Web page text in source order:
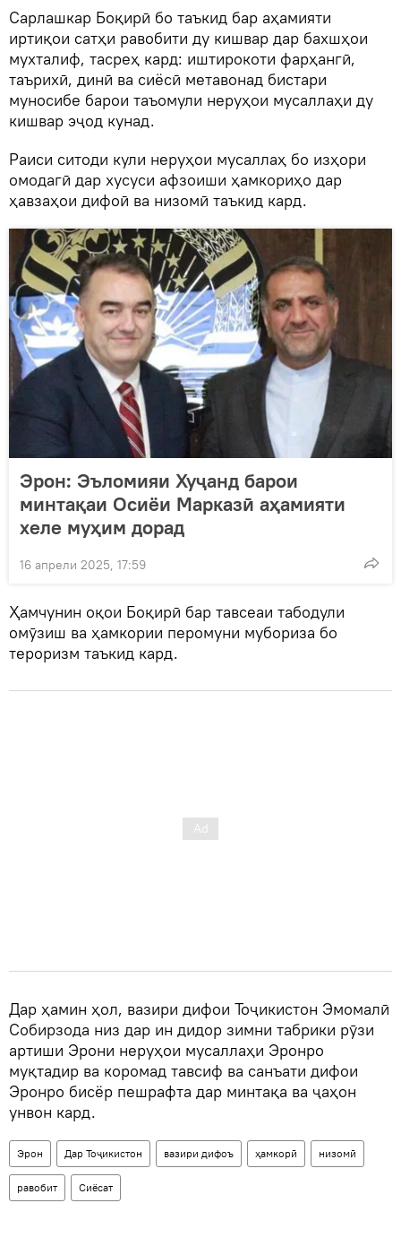
Сарлашкар Боқирӣ бо таъкид бар аҳамияти
иртиқои сатҳи равобити ду кишвар дар бахшҳои
мухталиф, тасреҳ кард: иштирокоти фарҳангӣ,
таърихӣ, динӣ ва сиёсӣ метавонад бистари
муносибе барои таъомули неруҳои мусаллаҳи ду
кишвар эҷод кунад.
Раиси ситоди кули неруҳои мусаллаҳ бо изҳори
омодагӣ дар хусуси афзоиши ҳамкориҳо дар
ҳавзаҳои дифоӣ ва низомӣ таъкид кард.
Эрон: Эъломияи Хуҷанд барои
минтақаи Осиёи Марказӣ аҳамияти
хеле муҳим дорад
16 апрели 2025, 17:59
Ҳамчунин оқои Боқирӣ бар тавсеаи табодули
омӯзиш ва ҳамкории перомуни мубориза бо
тероризм таъкид кард.
Дар ҳамин ҳол, вазири дифои Тоҷикистон Эмомалӣ
Собирзода низ дар ин дидор зимни табрики рӯзи
артиши Эрони неруҳои мусаллаҳи Эронро
муқтадир ва коромад тавсиф ва санъати дифои
Эронро бисёр пешрафта дар минтақа ва ҷаҳон
унвон кард.
Эрон Дар Тоҷикистон вазири дифоъ ҳамкорӣ низомӣ
равобит Сиёсат